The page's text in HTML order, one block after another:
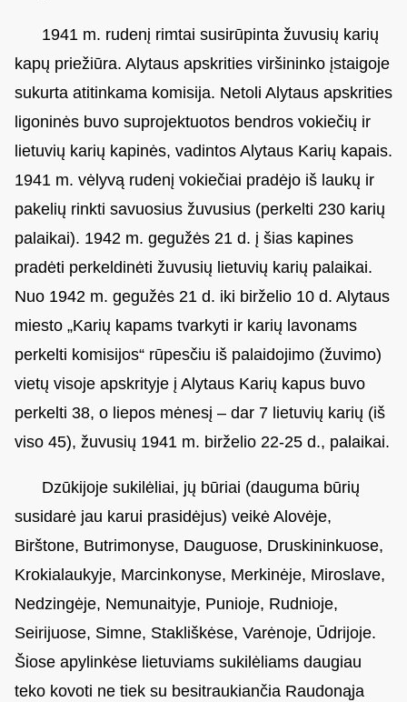
1941 m. rudenį rimtai susirūpinta žuvusių karių
kapų priežiūra. Alytaus apskrities viršininko įstaigoje
sukurta atitinkama komisija. Netoli Alytaus apskrities
ligoninės buvo suprojektuotos bendros vokiečių ir
lietuvių karių kapinės, vadintos Alytaus Karių kapais.
1941 m. vėlyvą rudenį vokiečiai pradėjo iš laukų ir
pakelių rinkti savuosius žuvusius (perkelti 230 karių
palaikai). 1942 m. gegužės 21 d. į šias kapines
pradėti perkeldinėti žuvusių lietuvių karių palaikai.
Nuo 1942 m. gegužės 21 d. iki birželio 10 d. Alytaus
miesto „Karių kapams tvarkyti ir karių lavonams
perkelti komisijos“ rūpesčiu iš palaidojimo (žuvimo)
vietų visoje apskrityje į Alytaus Karių kapus buvo
perkelti 38, o liepos mėnesį – dar 7 lietuvių karių (iš
viso 45), žuvusių 1941 m. birželio 22-25 d., palaikai.
Dzūkijoje sukilėliai, jų būriai (dauguma būrių
susidarė jau karui prasidėjus) veikė Alovėje,
Birštone, Butrimonyse, Dauguose, Druskininkuose,
Krokialaukyje, Marcinkonyse, Merkinėje, Miroslave,
Nedzingėje, Nemunaityje, Punioje, Rudnioje,
Seirijuose, Simne, Stakliškėse, Varėnoje, Ūdrijoje.
Šiose apylinkėse lietuviams sukilėliams daugiau
teko kovoti ne tiek su besitraukiančia Raudonąja